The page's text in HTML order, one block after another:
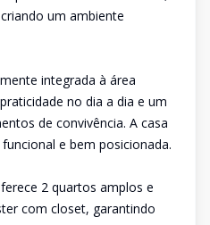
um ambiente
integrada à área
no dia a dia e um
de convivência. A casa
e bem posicionada.
2 quartos amplos e
com closet, garantindo